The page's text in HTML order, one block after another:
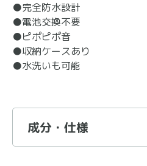
●完全防水設計
●電池交換不要
●ピポピポ音
●収納ケースあり
●水洗いも可能
成分・仕様